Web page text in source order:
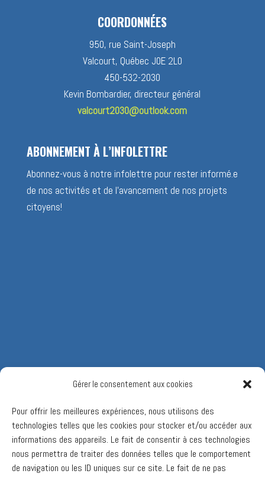
Gérer le consentement aux cookies
Pour offrir les meilleures expériences, nous utilisons des
technologies telles que les cookies pour stocker et/ou accéder aux
informations des appareils. Le fait de consentir à ces technologies
nous permettra de traiter des données telles que le comportement
de navigation ou les ID uniques sur ce site. Le fait de ne pas
COORDONNÉES
950, rue Saint-Joseph
Valcourt, Québec J0E 2L0
450-532-2030
Kevin Bombardier, directeur général
valcourt2030@outlook.com
ABONNEMENT À L’INFOLETTRE
Abonnez-vous à notre infolettre pour rester informé.e
de nos activités et de l’avancement de nos projets
citoyens!